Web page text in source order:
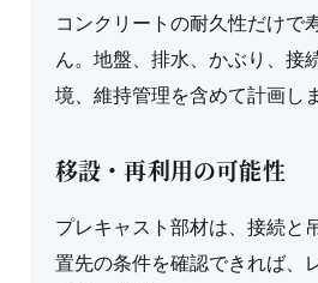
コンクリートの耐久性だけで
ん。地盤、排水、かぶり、接
境、維持管理を含めて計画しま
移設・再利用の可能性
プレキャスト部材は、接続と
置先の条件を確認できれば、